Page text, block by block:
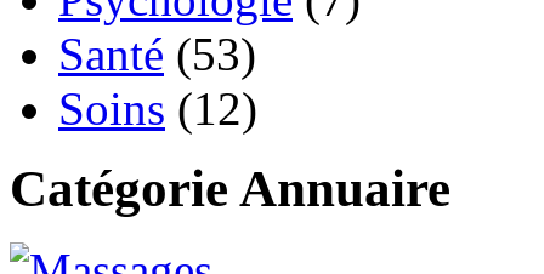
Santé (53)
Soins (12)
Catégorie Annuaire